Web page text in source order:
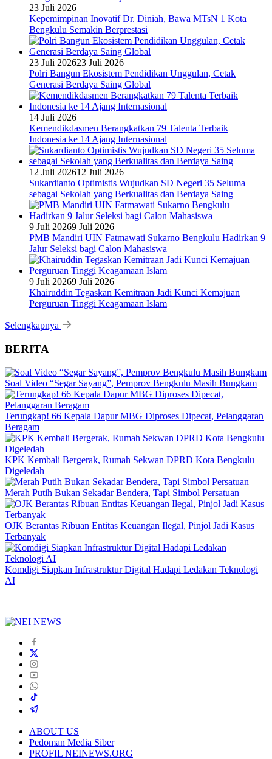
23 Juli 2026
Kepemimpinan Inovatif Dr. Diniah, Bawa MTsN 1 Kota
Bengkulu Semakin Berprestasi
23 Juli 202623 Juli 2026
Polri Bangun Ekosistem Pendidikan Unggulan, Cetak
Generasi Berdaya Saing Global
14 Juli 2026
Kemendikdasmen Berangkatkan 79 Talenta Terbaik
Indonesia ke 14 Ajang Internasional
12 Juli 202612 Juli 2026
Sukardianto Optimistis Wujudkan SD Negeri 35 Seluma
sebagai Sekolah yang Berkualitas dan Berdaya Saing
9 Juli 20269 Juli 2026
PMB Mandiri UIN Fatmawati Sukarno Bengkulu Hadirkan 9
Jalur Seleksi bagi Calon Mahasiswa
9 Juli 20269 Juli 2026
Khairuddin Tegaskan Kemitraan Jadi Kunci Kemajuan
Perguruan Tinggi Keagamaan Islam
Selengkapnya
BERITA
Soal Video “Segar Sayang”, Pemprov Bengkulu Masih Bungkam
Terungkap! 66 Kepala Dapur MBG Diproses Dipecat, Pelanggaran
Beragam
KPK Kembali Bergerak, Rumah Sekwan DPRD Kota Bengkulu
Digeledah
Merah Putih Bukan Sekadar Bendera, Tapi Simbol Persatuan
OJK Berantas Ribuan Entitas Keuangan Ilegal, Pinjol Jadi Kasus
Terbanyak
Komdigi Siapkan Infrastruktur Digital Hadapi Ledakan Teknologi
AI
ABOUT US
Pedoman Media Siber
PROFIL NEINEWS.ORG